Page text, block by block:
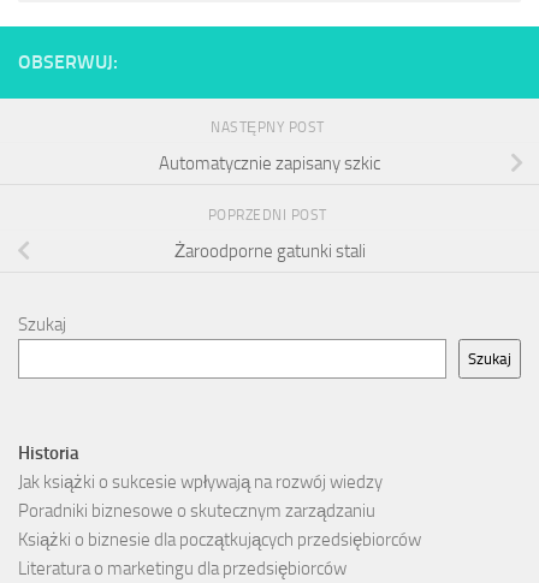
OBSERWUJ:
NASTĘPNY POST
Automatycznie zapisany szkic
POPRZEDNI POST
Żaroodporne gatunki stali
Szukaj
Szukaj
Historia
Jak książki o sukcesie wpływają na rozwój wiedzy
Poradniki biznesowe o skutecznym zarządzaniu
Książki o biznesie dla początkujących przedsiębiorców
Literatura o marketingu dla przedsiębiorców